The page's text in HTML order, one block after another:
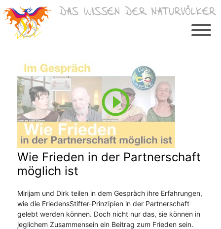
Inhalt
springen
Wie Frieden in der Partnerschaft
möglich ist
Mirijam und Dirk teilen in dem Gespräch ihre Erfahrungen,
wie die FriedensStifter-Prinzipien in der Partnerschaft
gelebt werden können. Doch nicht nur das, sie können in
jeglichem Zusammensein ein Beitrag zum Frieden sein.